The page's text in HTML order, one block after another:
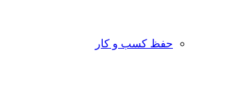
حفظ کسب و کار